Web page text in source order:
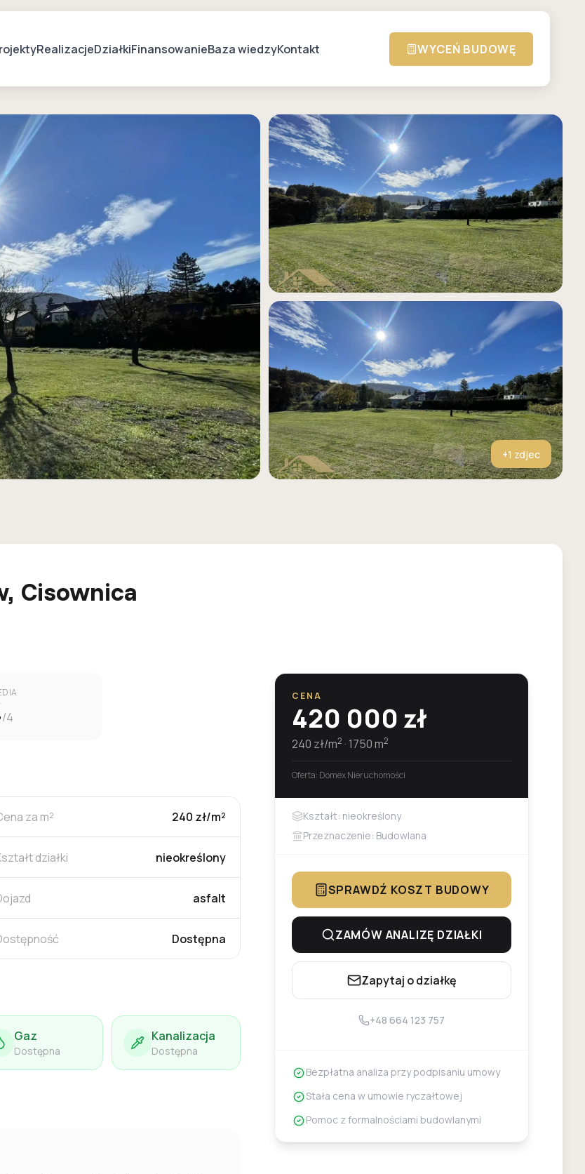
RealizacjeDziałkiFinansowanieBaza wiedzyKontakt WYCEŃ BUDOWĘ
+1 zdjec
Cisownica
/4
za m² 240 zł/m²
działki nieokreślony
asfalt
Dostępna
Gaz
Dostępna
Kanalizacja
Dostępna
CENA
420 000 zł
240 zł/m2 · 1750m2
Oferta: Domex Nieruchomości
Kształt: nieokreślony
Przeznaczenie: Budowlana
SPRAWDŹ KOSZT BUDOWY
ZAMÓW ANALIZĘ DZIAŁKI
Zapytaj o działkę
+48 664 123 757
Bezpłatna analiza przy podpisaniu umowy
Stała cena w umowie ryczałtowej
Pomoc z formalnościami budowlanymi